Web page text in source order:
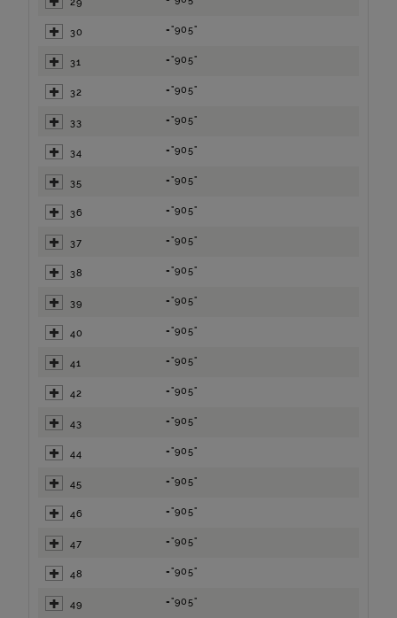
30 ="905"
31 ="905"
32 ="905"
33 ="905"
34 ="905"
35 ="905"
36 ="905"
37 ="905"
38 ="905"
39 ="905"
40 ="905"
41 ="905"
42 ="905"
43 ="905"
44 ="905"
45 ="905"
46 ="905"
47 ="905"
48 ="905"
49 ="905"